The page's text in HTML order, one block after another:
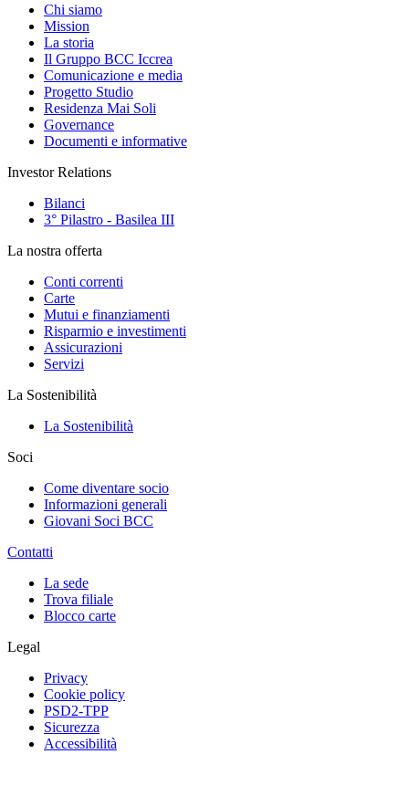
Chi siamo
Mission
La storia
Il Gruppo BCC Iccrea
Comunicazione e media
Progetto Studio
Residenza Mai Soli
Governance
Documenti e informative
Investor Relations
Bilanci
3° Pilastro - Basilea III
La nostra offerta
Conti correnti
Carte
Mutui e finanziamenti
Risparmio e investimenti
Assicurazioni
Servizi
La Sostenibilità
La Sostenibilità
Soci
Come diventare socio
Informazioni generali
Giovani Soci BCC
Contatti
La sede
Trova filiale
Blocco carte
Legal
Privacy
Cookie policy
PSD2-TPP
Sicurezza
Accessibilità